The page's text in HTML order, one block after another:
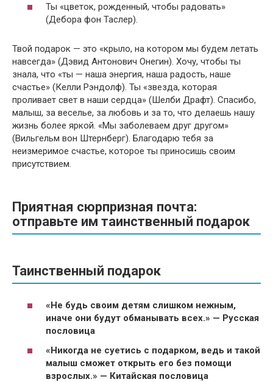
Ты «цветок, рожденный, чтобы радовать»
(Дебора фон Таслер).
Твой подарок — это «крыло, на котором мы будем летать
навсегда» (Дэвид Антонович Онегин). Хочу, чтобы ты
знала, что «ты — наша энергия, наша радость, наше
счастье» (Келли Рэндолф). Ты «звезда, которая
проливает свет в наши сердца» (Шелби Драфт). Спасибо,
малыш, за веселье, за любовь и за то, что делаешь нашу
жизнь более яркой. «Мы заболеваем друг другом»
(Вильгельм вон Штернберг). Благодарю тебя за
неизмеримое счастье, которое ты приносишь своим
присутствием.
Приятная сюрпризная почта:
отправьте им таинственный подарок
Таинственный подарок
«Не будь своим детям слишком нежным,
иначе они будут обманывать всех.» — Русская
пословица
«Никогда не суетись с подарком, ведь и такой
малыш сможет открыть его без помощи
взрослых.» — Китайская пословица